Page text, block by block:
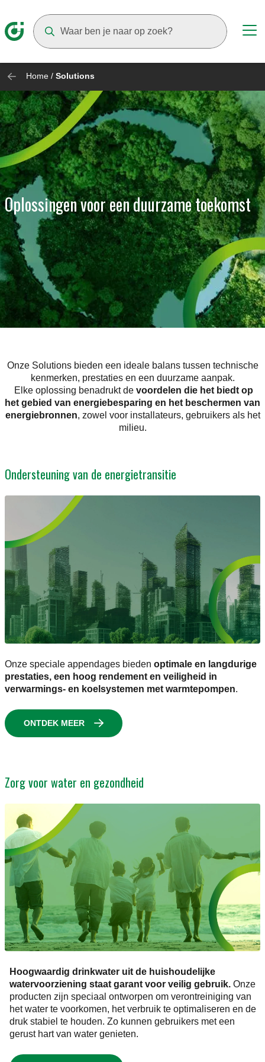
Home / Solutions
Oplossingen voor een duurzame toekomst
Onze Solutions bieden een ideale balans tussen technische
kenmerken, prestaties en een duurzame aanpak.
Elke oplossing benadrukt de voordelen die het biedt op
het gebied van energiebesparing en het beschermen van
energiebronnen, zowel voor installateurs, gebruikers als het
milieu.
Ondersteuning van de energietransitie
Onze speciale appendages bieden optimale en langdurige
prestaties, een hoog rendement en veiligheid in
verwarmings- en koelsystemen met warmtepompen.
ONTDEK MEER
Zorg voor water en gezondheid
Hoogwaardig drinkwater uit de huishoudelijke
watervoorziening staat garant voor veilig gebruik. Onze
producten zijn speciaal ontworpen om verontreiniging van
het water te voorkomen, het verbruik te optimaliseren en de
druk stabiel te houden. Zo kunnen gebruikers met een
gerust hart van water genieten.